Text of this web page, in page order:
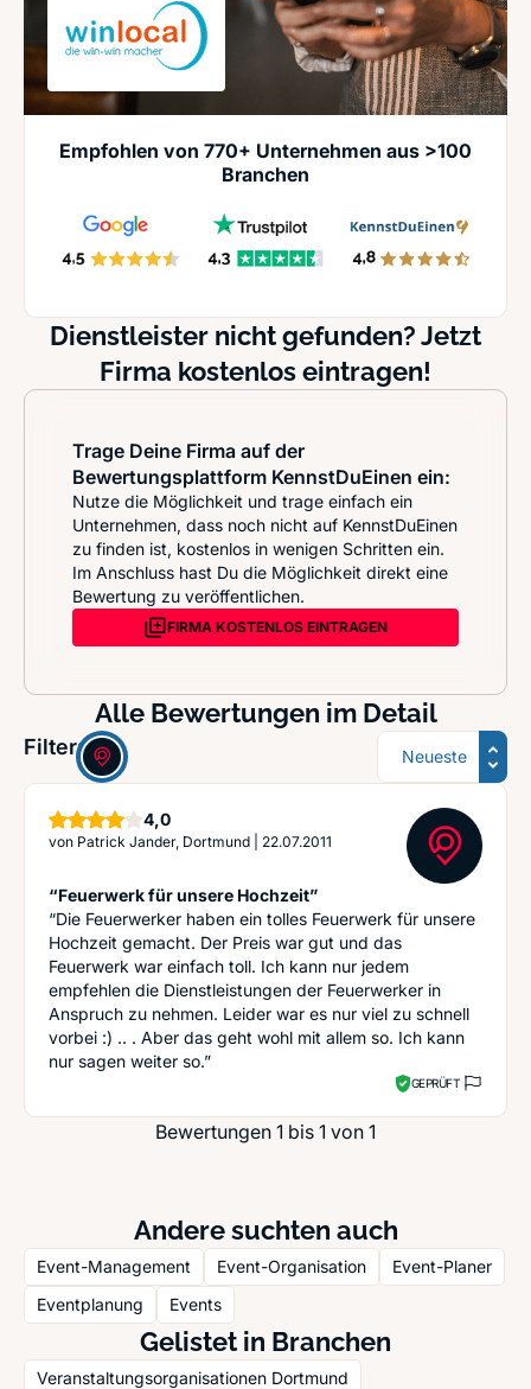
Empfohlen von 770+ Unternehmen aus >100
Branchen
Dienstleister nicht gefunden? Jetzt
Firma kostenlos eintragen!
Trage Deine Firma auf der
Bewertungsplattform KennstDuEinen ein:
Nutze die Möglichkeit und trage einfach ein
Unternehmen, dass noch nicht auf KennstDuEinen
zu finden ist, kostenlos in wenigen Schritten ein.
Im Anschluss hast Du die Möglichkeit direkt eine
Bewertung zu veröffentlichen.
FIRMA KOSTENLOS EINTRAGEN
Alle Bewertungen im Detail
Filter: Sortierung
4,0Sterne
von Patrick Jander, Dortmund 22.07.2011
“Feuerwerk für unsere Hochzeit”
“Die Feuerwerker haben ein tolles Feuerwerk für unsere
Hochzeit gemacht. Der Preis war gut und das
Feuerwerk war einfach toll. Ich kann nur jedem
empfehlen die Dienstleistungen der Feuerwerker in
Anspruch zu nehmen. Leider war es nur viel zu schnell
vorbei :) .. . Aber das geht wohl mit allem so. Ich kann
nur sagen weiter so.”
GEPRÜFT
Bewertungen 1 bis 1 von 1
Andere suchten auch
Event-Management Event-Organisation
Event-Planer
Eventplanung
Events
Gelistet in Branchen
Veranstaltungsorganisationen Dortmund